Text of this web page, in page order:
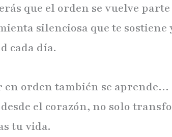
que el orden se vuelve
silenciosa que te sostiene
cada día.
en orden también se aprende…
el corazón, no solo
tu vida.